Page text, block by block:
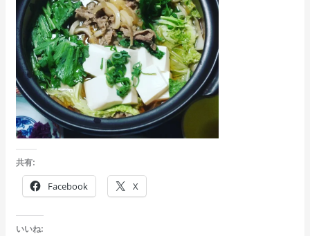
共有:
Facebook X
いいね: